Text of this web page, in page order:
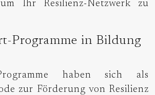
Ihr Resilienz-Netzwerk zu
Programme in Bildung
Programme haben sich als
zur Förderung von Resilienz